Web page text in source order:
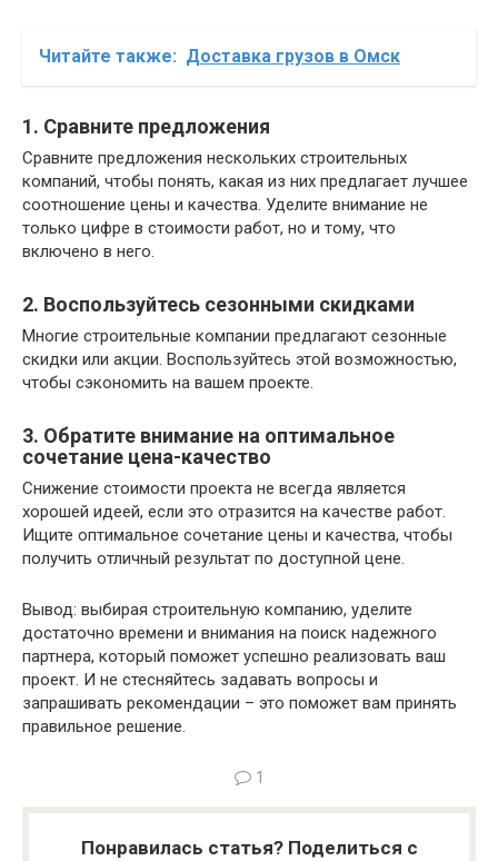
Читайте также: Доставка грузов в Омск
1. Сравните предложения
Сравните предложения нескольких строительных
компаний, чтобы понять, какая из них предлагает лучшее
соотношение цены и качества. Уделите внимание не
только цифре в стоимости работ, но и тому, что
включено в него.
2. Воспользуйтесь сезонными скидками
Многие строительные компании предлагают сезонные
скидки или акции. Воспользуйтесь этой возможностью,
чтобы сэкономить на вашем проекте.
3. Обратите внимание на оптимальное
сочетание цена-качество
Снижение стоимости проекта не всегда является
хорошей идеей, если это отразится на качестве работ.
Ищите оптимальное сочетание цены и качества, чтобы
получить отличный результат по доступной цене.
Вывод: выбирая строительную компанию, уделите
достаточно времени и внимания на поиск надежного
партнера, который поможет успешно реализовать ваш
проект. И не стесняйтесь задавать вопросы и
запрашивать рекомендации – это поможет вам принять
правильное решение.
1
Понравилась статья? Поделиться с